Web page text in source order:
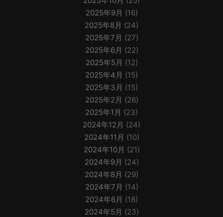
2025年9月 (16)
2025年8月 (24)
2025年7月 (27)
2025年6月 (22)
2025年5月 (12)
2025年4月 (15)
2025年3月 (15)
2025年2月 (26)
2025年1月 (23)
2024年12月 (24)
2024年11月 (10)
2024年10月 (21)
2024年9月 (24)
2024年8月 (29)
2024年7月 (14)
2024年6月 (18)
2024年5月 (23)